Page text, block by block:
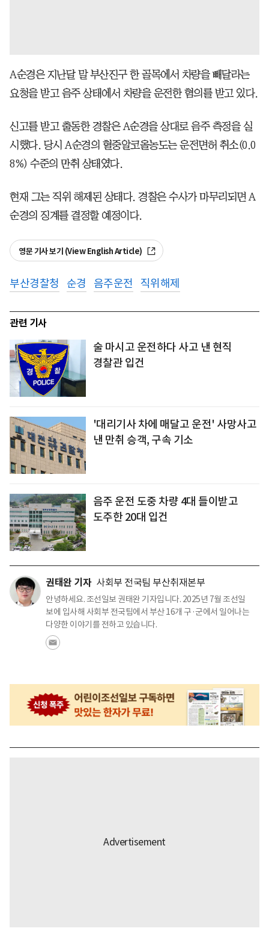
A순경은 지난달 말 부산진구 한 골목에서 차량을 빼달라는
요청을 받고 음주 상태에서 차량을 운전한 혐의를 받고 있다.
신고를 받고 출동한 경찰은 A순경을 상대로 음주 측정을 실
시했다. 당시 A순경의 혈중알코올농도는 운전면허 취소(0.0
8%) 수준의 만취 상태였다.
현재 그는 직위 해제된 상태다. 경찰은 수사가 마무리되면 A
순경의 징계를 결정할 예정이다.
영문 기사 보기 (View English Article)
부산경찰청 순경 음주운전 직위해제
관련 기사
술 마시고 운전하다 사고 낸 현직
경찰관 입건
'대리기사 차에 매달고 운전' 사망사고
낸 만취 승객, 구속 기소
음주 운전 도중 차량 4대 들이받고
도주한 20대 입건
권태완 기자 사회부 전국팀 부산취재본부
안녕하세요. 조선일보 권태완 기자입니다. 2025년 7월 조선일
보에 입사해 사회부 전국팀에서 부산 16개 구·군에서 일어나는
다양한 이야기를 전하고 있습니다.